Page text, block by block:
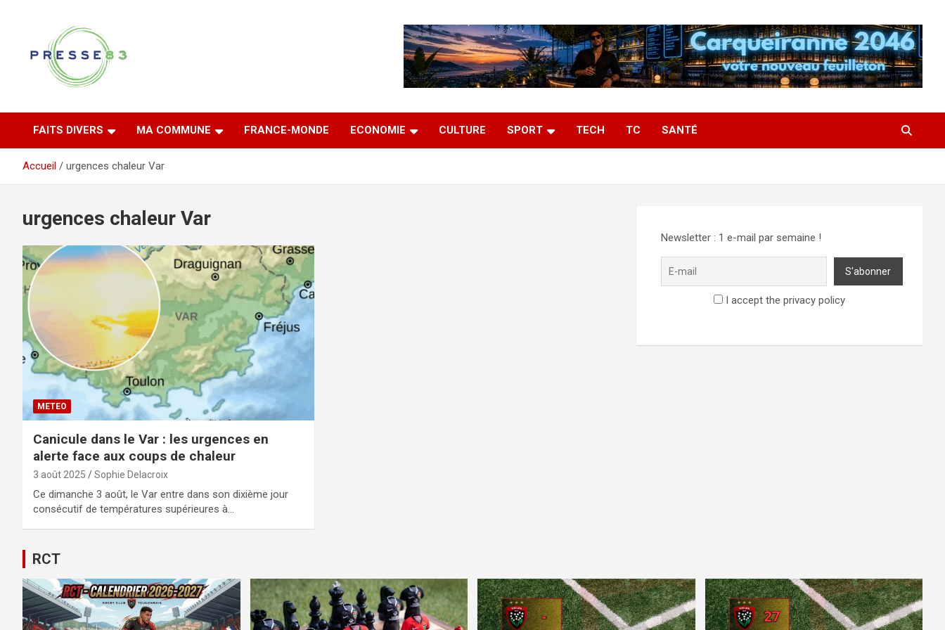
Presse 83
FAITS DIVERS MA COMMUNE FRANCE-MONDE ECONOMIE CULTURE SPORT TECH TC SANTÉ
Accueil urgences chaleur Var
urgences chaleur Var
METEO
Canicule dans le Var : les urgences en
alerte face aux coups de chaleur
3 août 2025 Sophie Delacroix
Ce dimanche 3 août, le Var entre dans son dixième jour
consécutif de températures supérieures à…
Newsletter : 1 e-mail par semaine !
I accept the privacy policy
RCT